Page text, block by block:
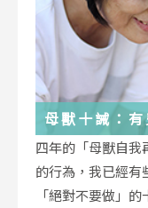
母獸十誡：
的十件事
四年的「母獸自我
的行為，我已經有
「絕對不要做」的